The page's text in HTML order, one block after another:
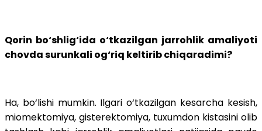
Qorin bo‘shlig‘ida o‘tkazilgan jarrohlik amaliyoti
chovda surunkali og‘riq keltirib chiqaradimi?
Ha, bo‘lishi mumkin. Ilgari o‘tkazilgan kesarcha kesish,
miomektomiya, gisterektomiya, tuxumdon kistasini olib